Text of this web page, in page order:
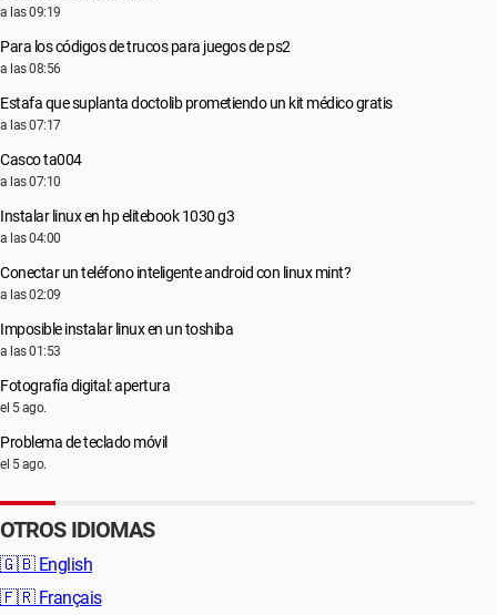
a las 09:19
Para los códigos de trucos para juegos de ps2
a las 08:56
Estafa que suplanta doctolib prometiendo un kit médico gratis
a las 07:17
Casco ta004
a las 07:10
Instalar linux en hp elitebook 1030 g3
a las 04:00
Conectar un teléfono inteligente android con linux mint?
a las 02:09
Imposible instalar linux en un toshiba
a las 01:53
Fotografía digital: apertura
el 5 ago.
Problema de teclado móvil
el 5 ago.
OTROS IDIOMAS
🇬🇧 English
🇫🇷 Français